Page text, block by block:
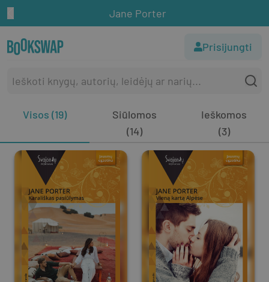
Jane Porter
Prisijungti
Visos (19)
Siūlomos
(14)
Ieškomos
(3)